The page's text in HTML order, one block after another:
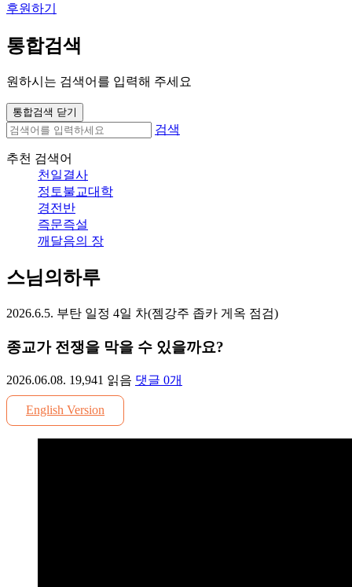
후원하기
통합검색
원하시는 검색어를 입력해 주세요
통합검색 닫기
검색
추천 검색어
천일결사
정토불교대학
경전반
즉문즉설
깨달음의 장
스님의하루
2026.6.5. 부탄 일정 4일 차(젬강주 좁카 게옥 점검)
종교가 전쟁을 막을 수 있을까요?
2026.06.08. 19,941 읽음 댓글 0개
English Version